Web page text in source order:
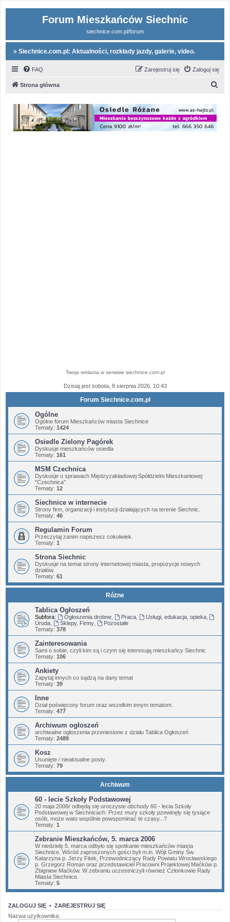
Forum Mieszkańców Siechnic
siechnice.com.pl/forum
Siechnice.com.pl: Aktualności, rozkłady jazdy, galerie, video.
FAQ Zaloguj się
Zarejestruj się
Strona główna
Twoja reklama w serwisie siechnice.com.pl
Dzisiaj jest sobota, 8 sierpnia 2026, 10:43
Forum Siechnice.com.pl
Ogólne
Ogólne forum Mieszkańców miasta Siechnice
Tematy: 1424
Osiedle Zielony Pagórek
Dyskusje mieszkańców osiedla
Tematy: 161
MSM Czechnica
Dyskusje o sprawach Międzyzakładowej Spółdzielni Mieszkaniowej
"Czechnica"
Tematy: 12
Siechnice w internecie
Strony firm, organizacji i instytucji działających na terenie Siechnic.
Tematy: 46
Regulamin Forum
Przeczytaj zanim napiszesz cokolwiek.
Tematy: 1
Strona Siechnic
Dyskusje na temat strony internetowej miasta, propozycje nowych
działów.
Tematy: 61
Różne
Tablica Ogłoszeń
Subfora: Ogłoszenia drobne, Praca, Usługi, edukacja, opieka,
Uroda
Sklepy, Firmy,
Pozostałe
Tematy: 378
Zainteresowania
Sami o sobie, czyli kim są i czym się interesują mieszkańcy Siechnic
Tematy: 106
Ankiety
Zapytaj innych co sądzą na dany temat
Tematy: 39
Inne
Dział poświęcony forum oraz wszelkim innym tematom.
Tematy: 477
Archiwum ogłoszeń
archiwalne ogłoszenia przeniesione z działu Tablica Ogłoszeń
Tematy: 2489
Kosz
Usunięte / nieaktualne posty.
Tematy: 79
Archiwum
60 - lecie Szkoły Podstawowej
20 maja 2006r odbędą się uroczyste obchody 60 - lecia Szkoły
Podstawowej w Siechnicach. Przez mury szkoły pzewinęły się tysiące
osób, może wato wspólnie powspominać te czasy...?
Tematy: 1
Zebranie Mieszkańców, 5. marca 2006
W niedzielę 5. marca odbyło się spotkanie mieszkańców miasta
Siechnice. Wśród zaproszonych gości byli m.in. Wójt Gminy Św.
Katarzyna p. Jerzy Fitek, Przewodniczący Rady Powiatu Wrocławskiego
p. Grzegorz Roman oraz przedstawiciel Pracowni Projektowej Maćków p.
Zbigniew Maćków. W zebraniu uczestniczyli również Członkowie Rady
Miasta Siechnice.
Tematy: 5
ZALOGUJ SIĘ • ZAREJESTRUJ SIĘ
Nazwa użytkownika: